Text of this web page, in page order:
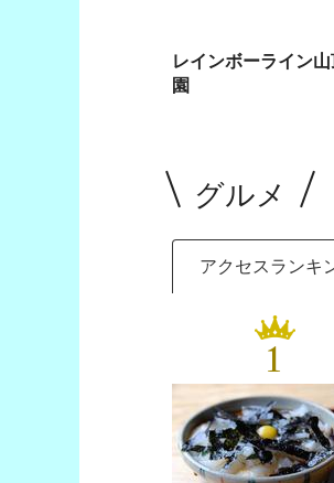
レインボーライン
園
グルメ
アクセスランキ
1